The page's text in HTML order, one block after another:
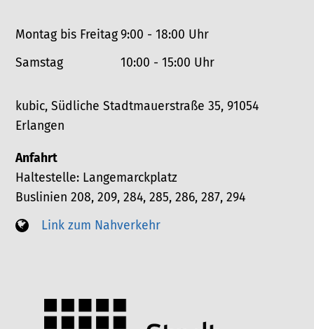
Montag bis Freitag 9:00 - 18:00 Uhr
Samstag
10:00 - 15:00 Uhr
kubic, Südliche Stadtmauerstraße 35, 91054
Erlangen
Anfahrt
Haltestelle: Langemarckplatz
Buslinien 208, 209, 284, 285, 286, 287, 294
Link zum Nahverkehr